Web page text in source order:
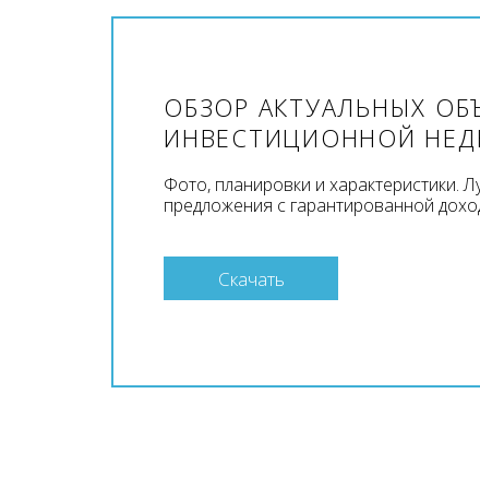
ОБЗОР АКТУАЛЬНЫХ
ИНВЕСТИЦИОННОЙ
Фото, планировки и характеристики.
предложения с гарантированной
Скачать